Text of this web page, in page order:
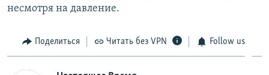
несмотря на давление.
Поделиться Читать без VPN Follow us